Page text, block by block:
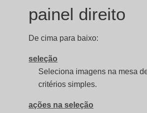
painel direito
De cima para baixo:
seleção
Seleciona imagens na mesa
critérios simples.
ações na seleção